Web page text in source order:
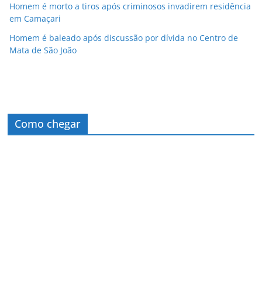
Homem é morto a tiros após criminosos invadirem residência
em Camaçari
Homem é baleado após discussão por dívida no Centro de
Mata de São João
Como chegar